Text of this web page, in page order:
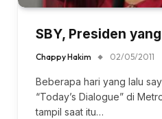
SBY, Presiden
Chappy Hakim 02/05/2011
Beberapa hari yang lalu
“Today’s Dialogue” di
tampil saat itu…